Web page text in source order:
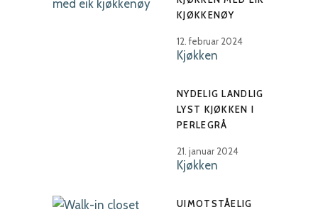
KJØKKENØY
12. februar 2024
Kjøkken
NYDELIG LANDLIG
LYST KJØKKEN I
PERLEGRÅ
21. januar 2024
Kjøkken
UIMOTSTÅELIG